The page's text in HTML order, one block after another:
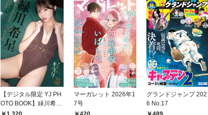
【デジタル限定 YJ PH
OTO BOOK】緑川希星
写真集「きらら、キラ
マーガレット 2026年1
7号
グランドジャンプ 202
6 No.17